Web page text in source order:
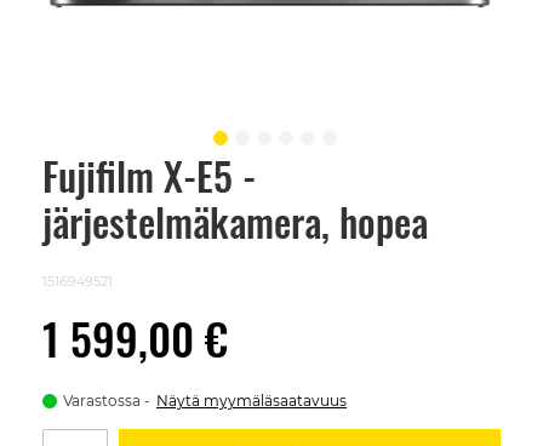
Fujifilm X-E5 -
järjestelmäkamera, hopea
1516949521
1 599,00 €
Varastossa Näytä myymäläsaatavuus
Skip
beginning
images